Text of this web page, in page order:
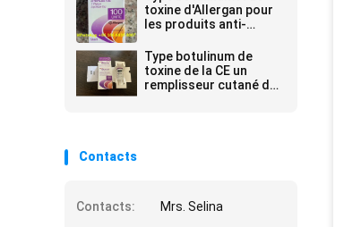
toxine d'Allergan pour
les produits anti-
Type botulinum de
toxine de la CE un
remplisseur cutané de
Contacts
Contacts:
Mrs. Selina